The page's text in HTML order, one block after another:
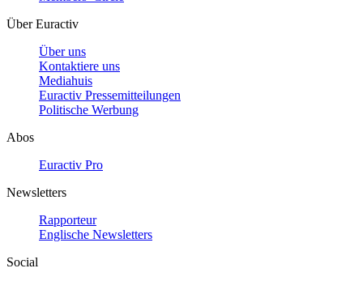
Über Euractiv
Über uns
Kontaktiere uns
Mediahuis
Euractiv Pressemitteilungen
Politische Werbung
Abos
Euractiv Pro
Newsletters
Rapporteur
Englische Newsletters
Social